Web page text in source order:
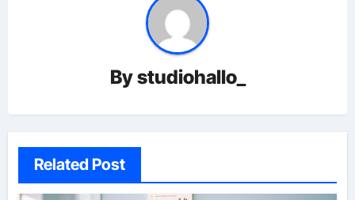
Bystudiohallo_
Related Post